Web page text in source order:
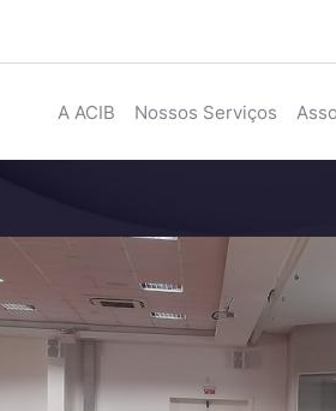
A ACIB Nossos Serviços